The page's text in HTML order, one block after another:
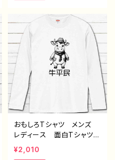
ルキャラクター おすす
め 個性的 人気 イラス
トレーター クリエイター
絵師 オリジナル デザイ
ン グッズ 半袖シャツ
デザイン コラボ グッ
ズ 長袖Tシャツ ロングT
シャツ タイトル：牛平民
（グレー） 作：んごミック
C-3
おもしろTシャツ メンズ
レディース 面白Tシャツ
かわいい おしゃれ イラ
スト ブタ 動物 ゆるか
¥2,010